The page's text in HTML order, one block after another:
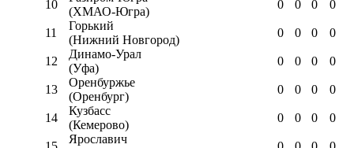
10
(ХМАО-Югра)
0 0 0 0
11
Горький
(Нижний Новгород)
0 0 0 0
12
Динамо-Урал
(Уфа)
0 0 0 0
13
Оренбуржье
(Оренбург)
0 0 0 0
14
Кузбасс
(Кемерово)
0 0 0 0
Ярославич